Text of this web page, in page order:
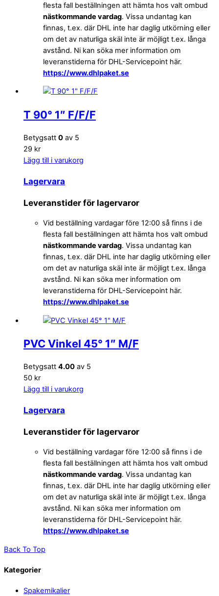
flesta fall beställningen att hämta hos valt ombud
nästkommande vardag. Vissa undantag kan
finnas, t.ex. där DHL inte har daglig utkörning eller
om det av naturliga skäl inte är möjligt t.ex. långa
avstånd. Ni kan söka mer information om
leveranstiderna för DHL-Servicepoint här.
https://www.dhlpaket.se
T 90° 1″ F/F/F
Betygsatt 0 av 5
29 kr
Lägg till i varukorg
Lagervara
Leveranstider för lagervaror
Vid beställning vardagar före 12:00 så finns i de
flesta fall beställningen att hämta hos valt ombud
nästkommande vardag. Vissa undantag kan
finnas, t.ex. där DHL inte har daglig utkörning eller
om det av naturliga skäl inte är möjligt t.ex. långa
avstånd. Ni kan söka mer information om
leveranstiderna för DHL-Servicepoint här.
https://www.dhlpaket.se
PVC Vinkel 45° 1″ M/F
Betygsatt 4.00 av 5
50 kr
Lägg till i varukorg
Lagervara
Leveranstider för lagervaror
Vid beställning vardagar före 12:00 så finns i de
flesta fall beställningen att hämta hos valt ombud
nästkommande vardag. Vissa undantag kan
finnas, t.ex. där DHL inte har daglig utkörning eller
om det av naturliga skäl inte är möjligt t.ex. långa
avstånd. Ni kan söka mer information om
leveranstiderna för DHL-Servicepoint här.
https://www.dhlpaket.se
Back To Top
Kategorier
Spakemikalier